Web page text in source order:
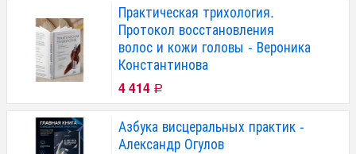
Практическая трихология.
Протокол восстановления
волос и кожи головы - Вероника
Константинова
4 414 Р
Азбука висцеральных практик -
Александр Огулов